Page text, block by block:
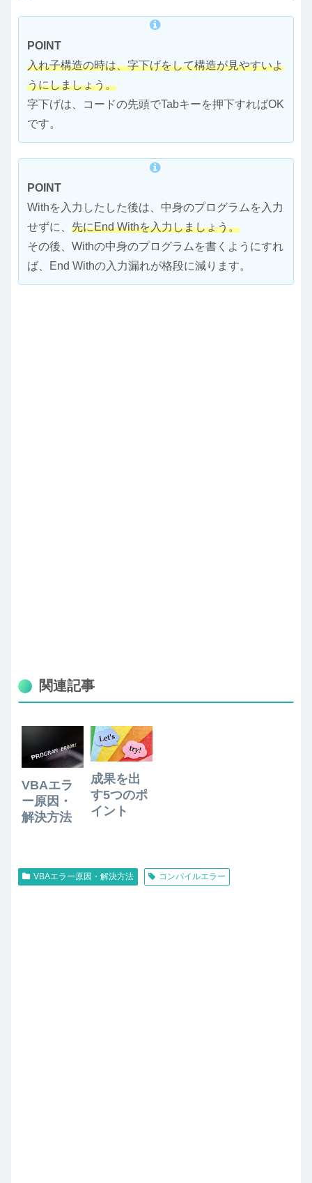
POINT
入れ子構造の時は、字下げをして構造が見やすいよ
うにしましょう。
字下げは、コードの先頭でTabキーを押下すればOK
です。
POINT
Withを入力したした後は、中身のプログラムを入力
せずに、 先にEnd Withを入力しましょう。
その後、Withの中身のプログラムを書くようにすれ
ば、End Withの入力漏れが格段に減ります。
関連記事
VBAエラ
ー原因・
解決方法
成果を出
す5つのポ
イント
VBAエラー原因・解決方法 コンパイルエラー